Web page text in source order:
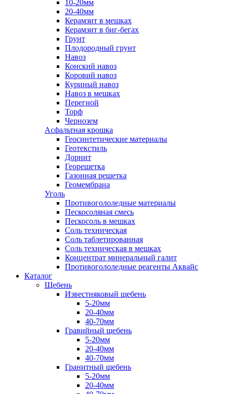
10-20мм
20-40мм
Керамзит в мешках
Керамзит в биг-бегах
Грунт
Плодородный грунт
Навоз
Конский навоз
Коровий навоз
Куриный навоз
Навоз в мешках
Перегной
Торф
Чернозем
Асфальтная крошка
Геосинтетические материалы
Геотекстиль
Дорнит
Георешетка
Газонная решетка
Геомембрана
Уголь
Противогололедные материалы
Пескосоляная смесь
Пескосоль в мешках
Соль техническая
Соль таблетированная
Соль техническая в мешках
Концентрат минеральный галит
Противогололедные реагенты Аквайс
Каталог
Щебень
Известняковый щебень
5-20мм
20-40мм
40-70мм
Гравийный щебень
5-20мм
20-40мм
40-70мм
Гранитный щебень
5-20мм
20-40мм